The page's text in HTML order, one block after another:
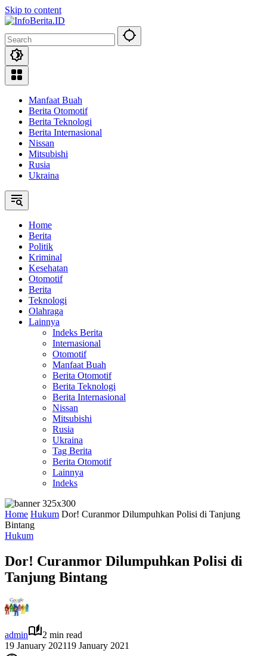
Skip to content
Manfaat Buah
Berita Otomotif
Berita Teknologi
Berita Internasional
Nissan
Mitsubishi
Rusia
Ukraina
Home
Berita
Politik
Kriminal
Kesehatan
Otomotif
Berita
Teknologi
Olahraga
Lainnya
Indeks Berita
Internasional
Otomotif
Manfaat Buah
Berita Otomotif
Berita Teknologi
Berita Internasional
Nissan
Mitsubishi
Rusia
Ukraina
Tag Berita
Berita Otomotif
Lainnya
Indeks
Home Hukum Dor! Curanmor Dilumpuhkan Polisi di Tanjung
Bintang
Hukum
Dor! Curanmor Dilumpuhkan Polisi di
Tanjung Bintang
admin
2 min read
19 January 202119 January 2021